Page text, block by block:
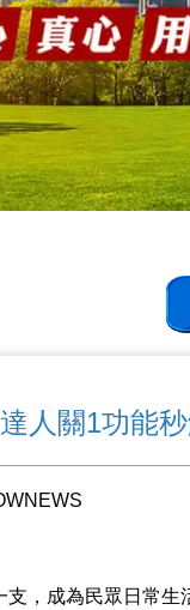
人關1功能
，成為民眾日常生